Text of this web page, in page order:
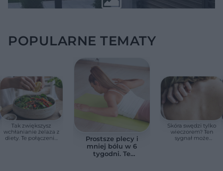
POPULARNE TEMATY
Tak zwiększysz
wchłanianie żelaza z
diety. Te połączenia
Prostsze plecy i
mniej bólu w 6
tygodni. Te
Skóra swędzi tylko
wieczorem? Ten
sygnał może